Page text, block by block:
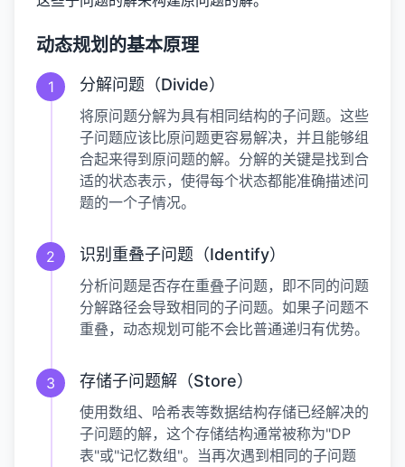
动态规划的基本原理
1 分解问题（Divide）
将原问题分解为具有相同结构的子问题。这些
子问题应该比原问题更容易解决，并且能够组
合起来得到原问题的解。分解的关键是找到合
适的状态表示，使得每个状态都能准确描述问
题的一个子情况。
2 识别重叠子问题（Identify）
分析问题是否存在重叠子问题，即不同的问题
分解路径会导致相同的子问题。如果子问题不
重叠，动态规划可能不会比普通递归有优势。
3 存储子问题解（Store）
使用数组、哈希表等数据结构存储已经解决的
子问题的解，这个存储结构通常被称为"DP
表"或"记忆数组"。当再次遇到相同的子问题